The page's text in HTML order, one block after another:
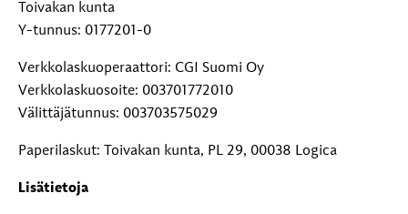
Toivakan kunta
Y-tunnus: 0177201-0
Verkkolaskuoperaattori: CGI Suomi Oy
Verkkolaskuosoite: 003701772010
Välittäjätunnus: 003703575029
Paperilaskut: Toivakan kunta, PL 29, 00038 Logica
Lisätietoja